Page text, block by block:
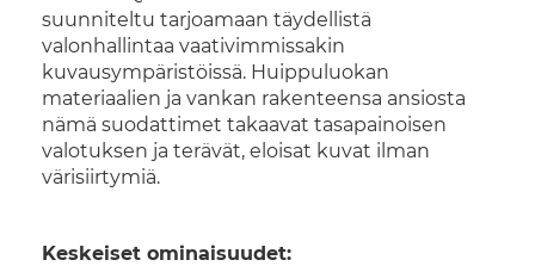
suunniteltu tarjoamaan täydellistä
valonhallintaa vaativimmissakin
kuvausympäristöissä. Huippuluokan
materiaalien ja vankan rakenteensa ansiosta
nämä suodattimet takaavat tasapainoisen
valotuksen ja terävät, eloisat kuvat ilman
värisiirtymiä.
Keskeiset ominaisuudet: